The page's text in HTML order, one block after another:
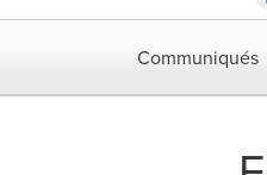
Communiqués